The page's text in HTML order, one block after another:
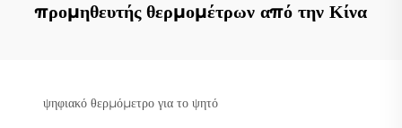
προμηθευτής θερμομέτρων από την Κίνα
ψηφιακό θερμόμετρο για το ψητό